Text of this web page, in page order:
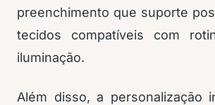
preenchimento que suporte
tecidos compatíveis com
iluminação.
Além disso, a personalização